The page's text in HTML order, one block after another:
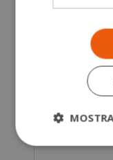
Indícanos en